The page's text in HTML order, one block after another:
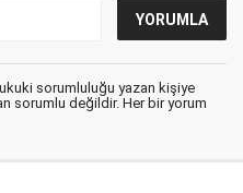
sorumluluğu yazan kişiye
sorumlu değildir. Her bir yorum